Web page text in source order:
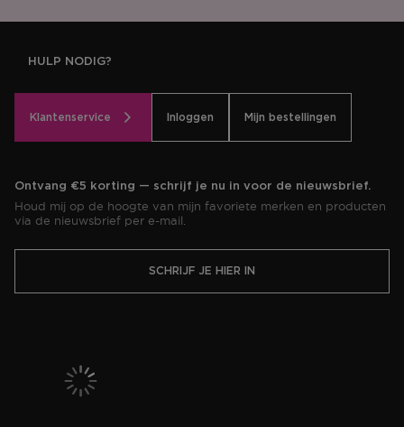
HULP NODIG?
Klantenservice Inloggen Mijn bestellingen
Ontvang €5 korting — schrijf je nu in voor de nieuwsbrief.
Houd mij op de hoogte van mijn favoriete merken en producten
via de nieuwsbrief per e-mail.
SCHRIJF JE HIER IN